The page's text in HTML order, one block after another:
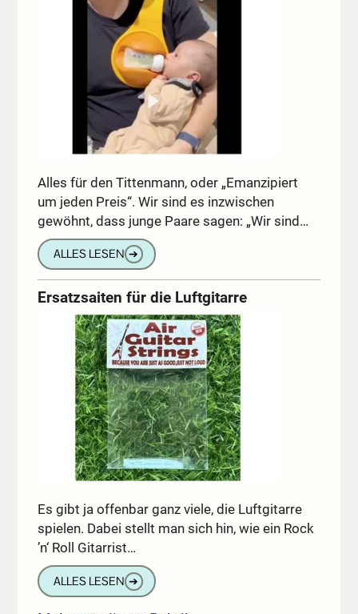
Alles für den Tittenmann, oder „Emanzipiert
um jeden Preis“. Wir sind es inzwischen
gewöhnt, dass junge Paare sagen: „Wir sind…
ALLES LESEN ➔
Ersatzsaiten für die Luftgitarre
Es gibt ja offenbar ganz viele, die Luftgitarre
spielen. Dabei stellt man sich hin, wie ein Rock
’n‘ Roll Gitarrist…
ALLES LESEN ➔